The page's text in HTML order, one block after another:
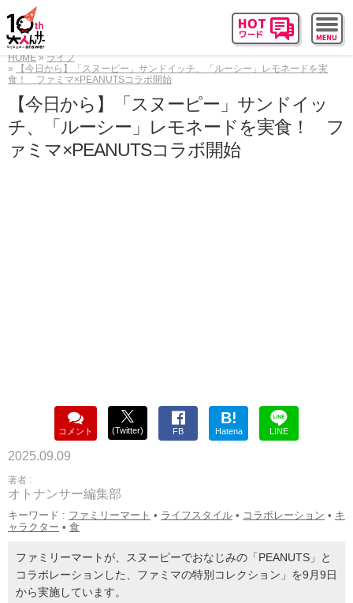
HOME
ライフ
【今日から】「スヌーピー」サンドイッチ、「ルーシー」レモネードを実
食！ ファミマ×PEANUTSコラボ開始
【今日から】「スヌーピー」サンドイッ
チ、「ルーシー」レモネードを実食！ フ
ァミマ×PEANUTSコラボ開始
コメント (Twitter) FB
B!
Hatena LINE
2025.09.09
著者 :
オトナンサー編集部
キーワード : ファミリーマート • ライフスタイル • コラボレーション • キ
ャラクター • 食
ファミリーマートが、スヌーピーでおなじみの「PEANUTS」と
コラボレーションした、ファミマの特別コレクション」を9月9日
から実施しています。